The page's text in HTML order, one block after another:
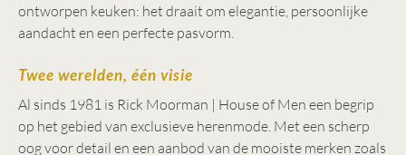
ontworpen keuken: het draait om elegantie, persoonlijke
aandacht en een perfecte pasvorm.
Twee werelden, één visie
Al sinds 1981 is Rick Moorman | House of Men een begrip
op het gebied van exclusieve herenmode. Met een scherp
oog voor detail en een aanbod van de mooiste merken zoals